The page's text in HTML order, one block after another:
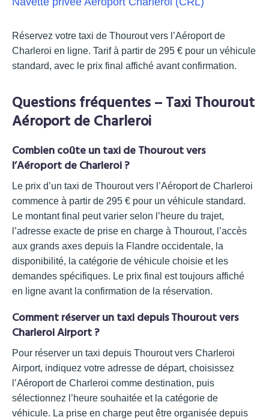
Réservez votre taxi de Thourout vers l’Aéroport de
Charleroi en ligne. Tarif à partir de 295 € pour un véhicule
standard, avec le prix final affiché avant confirmation.
Questions fréquentes – Taxi Thourout
Aéroport de Charleroi
Combien coûte un taxi de Thourout vers
l’Aéroport de Charleroi ?
Le prix d’un taxi de Thourout vers l’Aéroport de Charleroi
commence à partir de 295 € pour un véhicule standard.
Le montant final peut varier selon l’heure du trajet,
l’adresse exacte de prise en charge à Thourout, l’accès
aux grands axes depuis la Flandre occidentale, la
disponibilité, la catégorie de véhicule choisie et les
demandes spécifiques. Le prix final est toujours affiché
en ligne avant la confirmation de la réservation.
Comment réserver un taxi depuis Thourout vers
Charleroi Airport ?
Pour réserver un taxi depuis Thourout vers Charleroi
Airport, indiquez votre adresse de départ, choisissez
l’Aéroport de Charleroi comme destination, puis
sélectionnez l’heure souhaitée et la catégorie de
véhicule. La prise en charge peut être organisée depuis